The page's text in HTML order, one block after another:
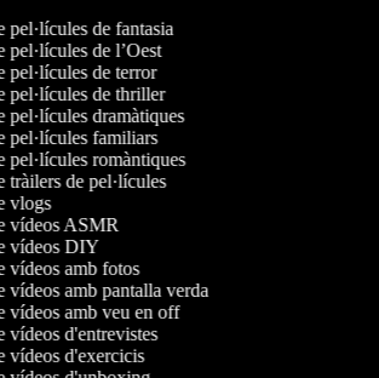
pel·lícules de fantasia
pel·lícules de l’Oest
pel·lícules de terror
pel·lícules de thriller
pel·lícules dramàtiques
pel·lícules familiars
pel·lícules romàntiques
tràilers de pel·lícules
vlogs
vídeos ASMR
vídeos DIY
vídeos amb fotos
vídeos amb pantalla verda
vídeos amb veu en off
vídeos d'entrevistes
vídeos d'exercicis